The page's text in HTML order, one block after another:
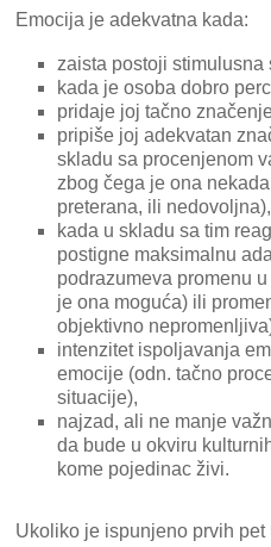
Emocija je adekvatna kada:
zaista postoji stimulusna
kada je osoba dobro
pridaje joj tačno
pripiše joj adekvatan
skladu sa procenjenom
zbog čega je ona
preterana, ili nedovoljna),
kada u skladu sa tim
postigne maksimalnu
podrazumeva promenu
je ona moguća) ili
objektivno
intenzitet ispoljavanja
emocije (odn. tačno
situacije),
najzad, ali ne manje
da bude u okviru
kome pojedinac živi.
Ukoliko je ispunjeno prvih